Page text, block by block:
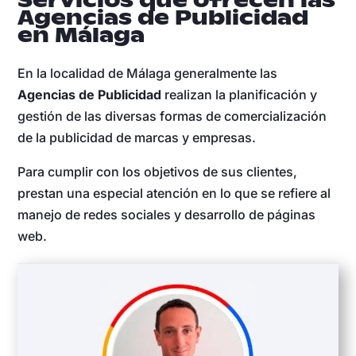
Agencias de Publicidad
en Málaga
En la localidad de Málaga generalmente las
Agencias de Publicidad realizan la planificación y
gestión de las diversas formas de comercialización
de la publicidad de marcas y empresas.
Para cumplir con los objetivos de sus clientes,
prestan una especial atención en lo que se refiere al
manejo de redes sociales y desarrollo de páginas
web.